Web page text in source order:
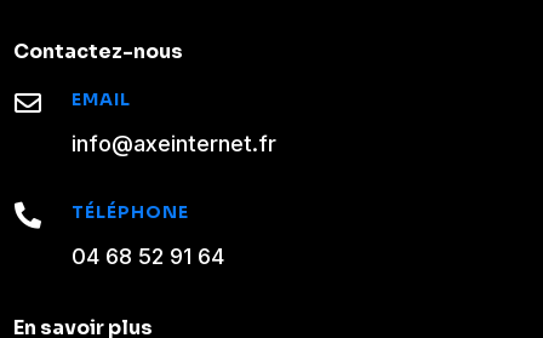
Contactez-nous
 EMAIL
info@axeinternet.fr
 TÉLÉPHONE
04 68 52 91 64
En savoir plus